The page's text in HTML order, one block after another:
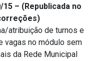
15 – (Republicada no
atribuição de turnos e
vagas no módulo sem
da Rede Municipal